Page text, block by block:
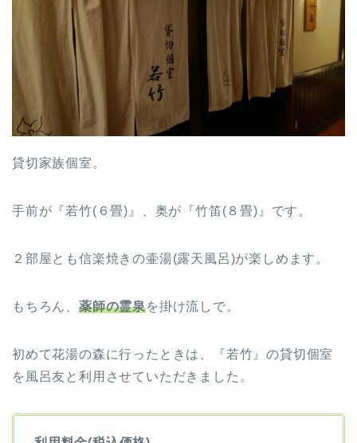
貸切家族個室。
手前が『若竹(６畳)』、奥が『竹笛(８畳)』です。
２部屋とも信楽焼きの壷湯(露天風呂)が楽しめます。
もちろん、 薬師の霊泉を掛け流しで。
初めて花湯の森に行ったときは、『若竹』の貸切個室
を風呂友と利用させていただきました。